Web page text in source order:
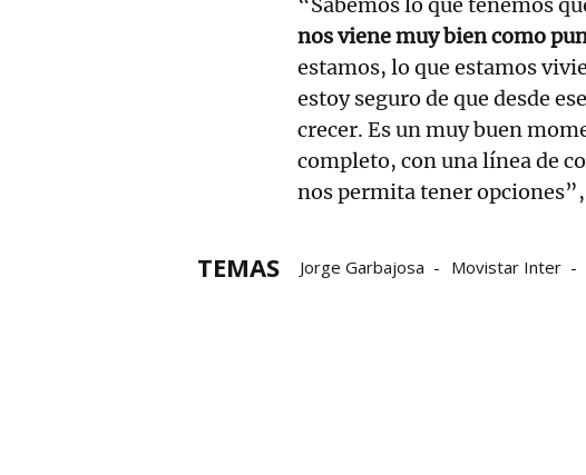
nos viene muy bien como
estamos, lo que estamos
estoy seguro de que desde
crecer. Es un muy buen
completo, con una línea de
nos permita tener
TEMAS Jorge Garbajosa Movistar Inter